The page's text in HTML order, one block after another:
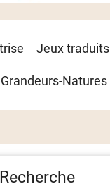
Jeux traduits
Grandeurs-Natures
Recherche